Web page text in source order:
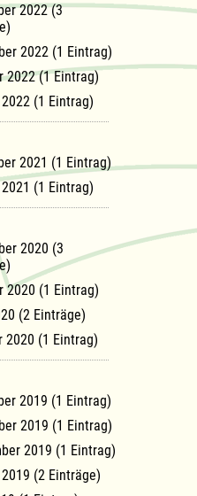
2022 (3
2022 (1 Eintrag)
2022 (1 Eintrag)
(1 Eintrag)
2021 (1 Eintrag)
(1 Eintrag)
2020 (3
2020 (1 Eintrag)
(2 Einträge)
2020 (1 Eintrag)
2019 (1 Eintrag)
2019 (1 Eintrag)
2019 (1 Eintrag)
(2 Einträge)